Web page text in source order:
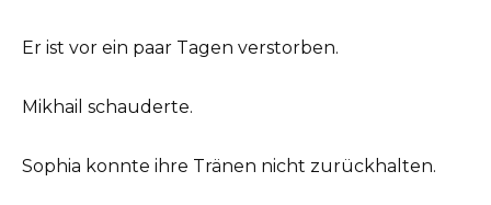
Er ist vor ein paar Tagen verstorben.
Mikhail schauderte.
Sophia konnte ihre Tränen nicht zurückhalten.